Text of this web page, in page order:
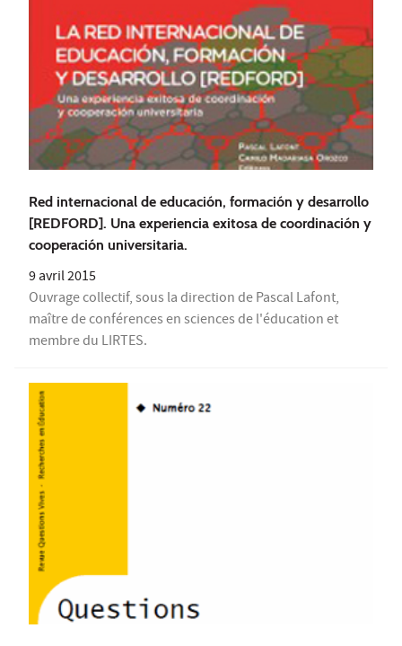
Red internacional de educación, formación y desarrollo
[REDFORD]. Una experiencia exitosa de coordinación y
cooperación universitaria.
9 avril 2015
Ouvrage collectif, sous la direction de Pascal Lafont,
maître de conférences en sciences de l'éducation et
membre du LIRTES.